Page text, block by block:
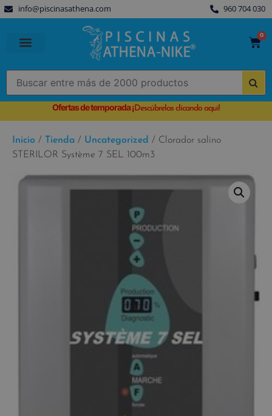
info@piscinasathena.com 960 704 030
0
Ofertas de temporada¡Descúbrelas clicando aquí!
Inicio / Tienda / Uncategorized / Clorador salino
STERILOR Système 7 SEL 100m3